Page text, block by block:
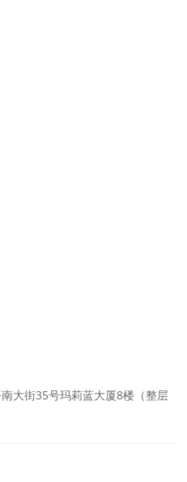
大街35号玛莉蓝大厦8楼（整层